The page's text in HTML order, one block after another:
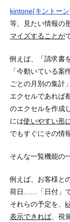
kintone(キントー
等、見たい情報の
マイズすることが
例えば、「請求書
「今動いている
ごとの月別の集計
エクセルであれば
のエクセルを作成
には使いやすい形
でもすぐにその情
そんな一覧機能の
例えば、お客様と
荷日……「日付」で
それらの予定を、
表示できれば、視